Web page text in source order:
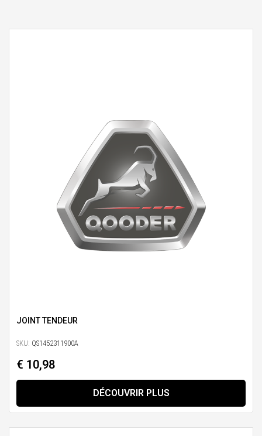
JOINT TENDEUR
SKU: QS1452311900A
€ 10,98
DÉCOUVRIR PLUS